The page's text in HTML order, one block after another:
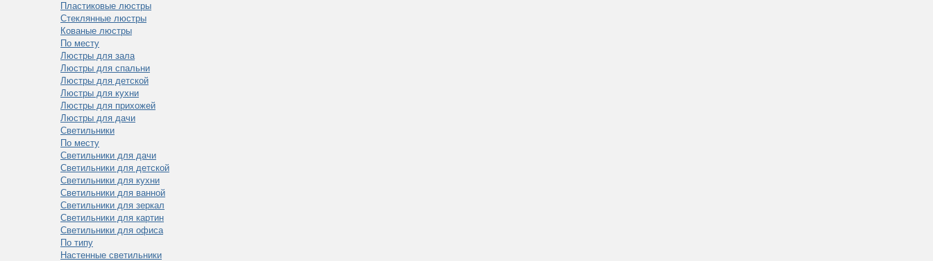
Пластиковые люстры
Стеклянные люстры
Кованые люстры
По месту
Люстры для зала
Люстры для спальни
Люстры для детской
Люстры для кухни
Люстры для прихожей
Люстры для дачи
Светильники
По месту
Светильники для дачи
Светильники для детской
Светильники для кухни
Светильники для ванной
Светильники для зеркал
Светильники для картин
Светильники для офиса
По типу
Настенные светильники